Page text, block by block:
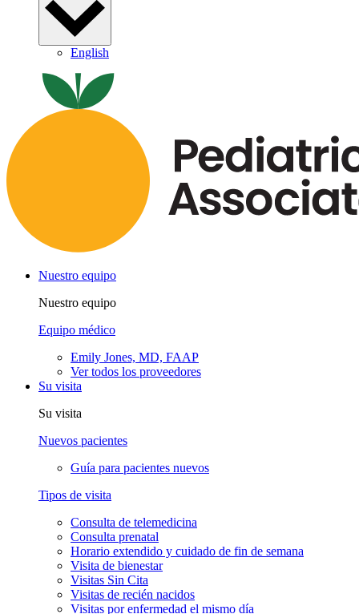
English
Nuestro equipo
Nuestro equipo
Equipo médico
Emily Jones, MD, FAAP
Ver todos los proveedores
Su visita
Su visita
Nuevos pacientes
Guía para pacientes nuevos
Tipos de visita
Consulta de telemedicina
Consulta prenatal
Horario extendido y cuidado de fin de semana
Visita de bienestar
Visitas Sin Cita
Visitas de recién nacidos
Visitas por enfermedad el mismo día